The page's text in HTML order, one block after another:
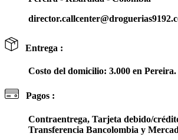
Entrega :
Costo del domicilio: 3.000 en Pereira.
Pagos :
Contraentrega, Tarjeta debido/
Transferencia Bancolombia y